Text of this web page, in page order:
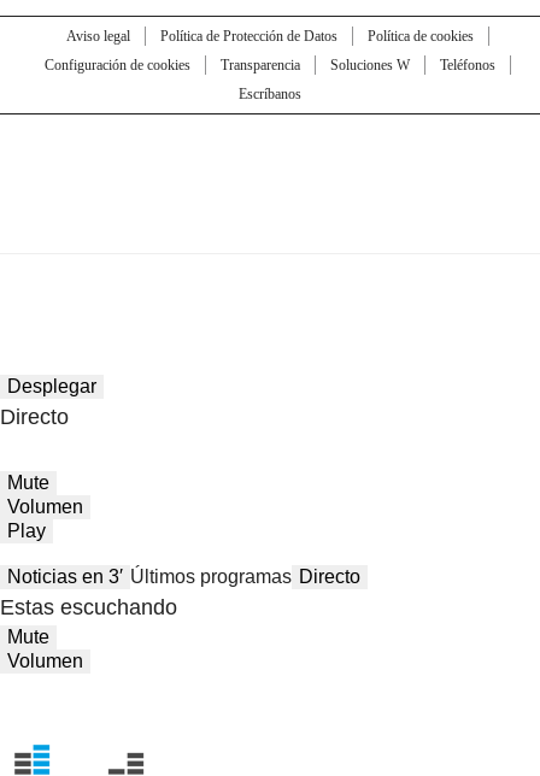
Aviso legal Política de Protección de Datos
Política de cookies
Configuración de cookies
Transparencia Soluciones W
Teléfonos
Escríbanos
Desplegar
Directo
Mute
Volumen
Play
Noticias en 3′ Últimos programas Directo
Estas escuchando
Mute
Volumen